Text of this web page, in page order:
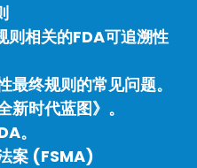
则相关的FDA可追溯性
最终规则的常见问题。
新时代蓝图》。
。
案 (FSMA)